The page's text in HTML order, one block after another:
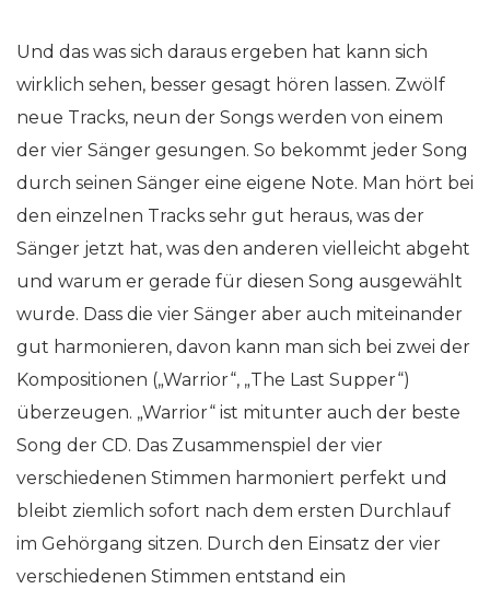
Und das was sich daraus ergeben hat kann sich
wirklich sehen, besser gesagt hören lassen. Zwölf
neue Tracks, neun der Songs werden von einem
der vier Sänger gesungen. So bekommt jeder Song
durch seinen Sänger eine eigene Note. Man hört bei
den einzelnen Tracks sehr gut heraus, was der
Sänger jetzt hat, was den anderen vielleicht abgeht
und warum er gerade für diesen Song ausgewählt
wurde. Dass die vier Sänger aber auch miteinander
gut harmonieren, davon kann man sich bei zwei der
Kompositionen („Warrior“, „The Last Supper“)
überzeugen. „Warrior“ ist mitunter auch der beste
Song der CD. Das Zusammenspiel der vier
verschiedenen Stimmen harmoniert perfekt und
bleibt ziemlich sofort nach dem ersten Durchlauf
im Gehörgang sitzen. Durch den Einsatz der vier
verschiedenen Stimmen entstand ein